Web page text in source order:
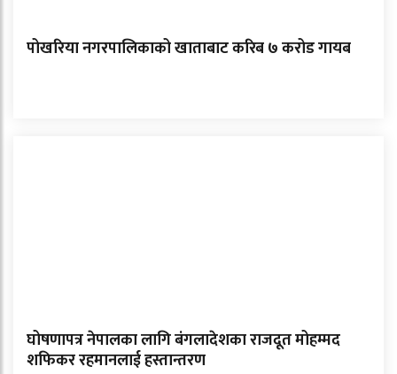
पोखरिया नगरपालिकाको खाताबाट करिब ७ करोड गायब
घोषणापत्र नेपालका लागि बंगलादेशका राजदूत मोहम्मद
शफिकर रहमानलाई हस्तान्तरण